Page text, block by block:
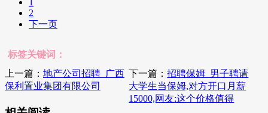
1
2
下一页
标签关键词：
上一篇： 地产公司招聘_广西
保利置业集团有限公司
下一篇：招聘保姆_男子聘请
大学生当保姆,对方开口月薪
15000,网友:这个价格值得